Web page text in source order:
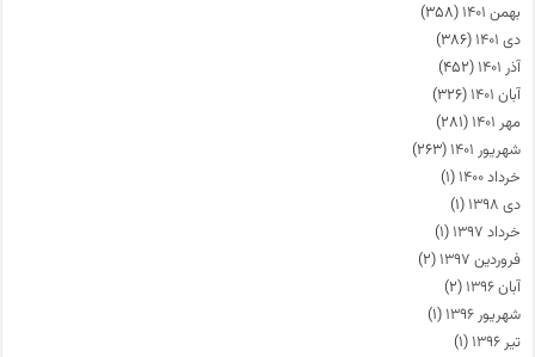
بهمن ۱۴۰۱
(۳۵۸)
دی ۱۴۰۱
(۳۸۶)
آذر ۱۴۰۱
(۴۵۲)
آبان ۱۴۰۱
(۳۲۶)
مهر ۱۴۰۱
(۲۸۱)
شهریور ۱۴۰۱
(۲۶۳)
خرداد ۱۴۰۰
(۱)
دی ۱۳۹۸
(۱)
خرداد ۱۳۹۷
(۱)
فروردین ۱۳۹۷
(۲)
آبان ۱۳۹۶
(۲)
شهریور ۱۳۹۶
(۱)
تیر ۱۳۹۶
(۱)